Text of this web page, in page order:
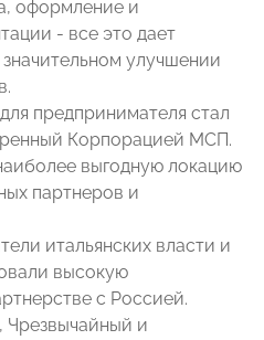
оформление и
- все это дает
улучшении
предпринимателя стал
Корпорацией МСП.
выгодную локацию
партнеров и
итальянских власти и
высокую
с Россией.
Чрезвычайный и